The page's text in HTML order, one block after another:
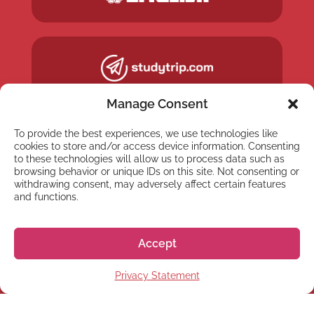
Manage Consent
To provide the best experiences, we use technologies like
cookies to store and/or access device information. Consenting
to these technologies will allow us to process data such as
browsing behavior or unique IDs on this site. Not consenting or
withdrawing consent, may adversely affect certain features
and functions.
Accept
Privacy Statement
NEWSLETTER
Inscreva-se em nossa